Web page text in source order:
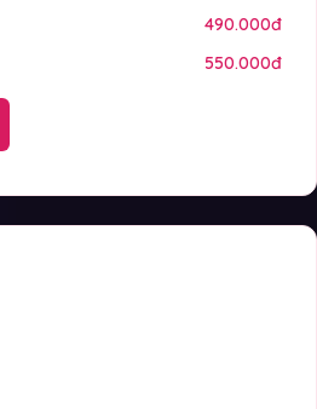
490.000đ
550.000đ